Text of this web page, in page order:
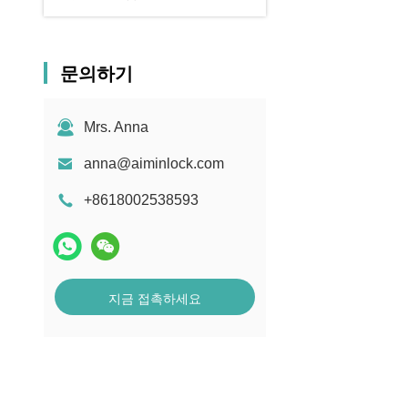
문의하기
Mrs. Anna
anna@aiminlock.com
+8618002538593
지금 접촉하세요